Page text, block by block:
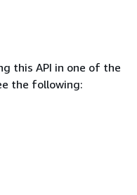
this API in one of the
the following: